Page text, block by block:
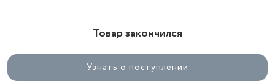
Товар закончился
Узнать о поступлении